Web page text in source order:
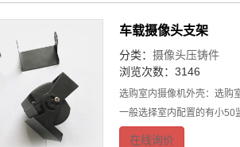
车载摄像头支架
分类： 摄像头压铸件
浏览次数：3146
选购室内摄像机外壳：选购
一般选择室内配置的有小50
在线询价